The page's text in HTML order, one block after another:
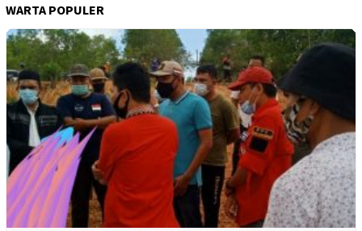
WARTA POPULER